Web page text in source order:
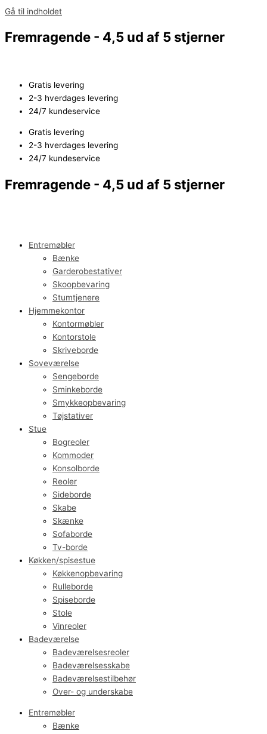
Gå til indholdet
Fremragende - 4,5 ud af 5 stjerner
Gratis levering
2-3 hverdages levering
24/7 kundeservice
Gratis levering
2-3 hverdages levering
24/7 kundeservice
Fremragende - 4,5 ud af 5 stjerner
Entremøbler
Bænke
Garderobestativer
Skoopbevaring
Stumtjenere
Hjemmekontor
Kontormøbler
Kontorstole
Skriveborde
Soveværelse
Sengeborde
Sminkeborde
Smykkeopbevaring
Tøjstativer
Stue
Bogreoler
Kommoder
Konsolborde
Reoler
Sideborde
Skabe
Skænke
Sofaborde
Tv-borde
Køkken/spisestue
Køkkenopbevaring
Rulleborde
Spiseborde
Stole
Vinreoler
Badeværelse
Badeværelsesreoler
Badeværelsesskabe
Badeværelsestilbehør
Over- og underskabe
Entremøbler
Bænke